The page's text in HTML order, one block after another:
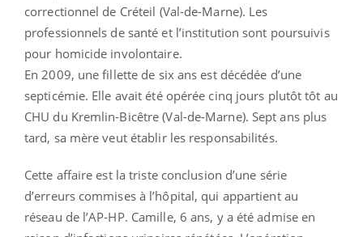
correctionnel de Créteil (Val-de-Marne). Les
professionnels de santé et l’institution sont poursuivis
pour homicide involontaire.
En 2009, une fillette de six ans est décédée d’une
septicémie. Elle avait été opérée cinq jours plutôt tôt au
CHU du Kremlin-Bicêtre (Val-de-Marne). Sept ans plus
tard, sa mère veut établir les responsabilités.
Cette affaire est la triste conclusion d’une série
d’erreurs commises à l’hôpital, qui appartient au
réseau de l’AP-HP. Camille, 6 ans, y a été admise en